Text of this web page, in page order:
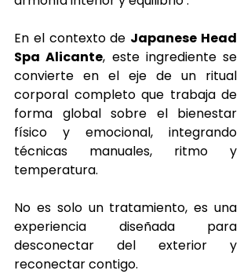
En el contexto de Japanese Head
Spa Alicante, este ingrediente se
convierte en el eje de un ritual
corporal completo que trabaja de
forma global sobre el bienestar
físico y emocional, integrando
técnicas manuales, ritmo y
temperatura.
No es solo un tratamiento, es una
experiencia diseñada para
desconectar del exterior y
reconectar contigo.